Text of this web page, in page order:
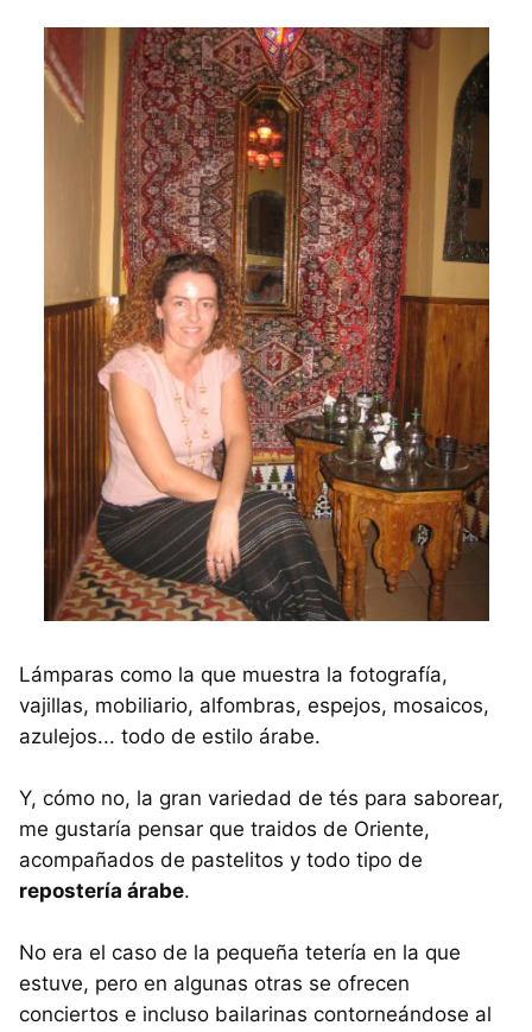
Lámparas como la que muestra la fotografía,
vajillas, mobiliario, alfombras, espejos, mosaicos,
azulejos... todo de estilo árabe.
Y, cómo no, la gran variedad de tés para saborear,
me gustaría pensar que traidos de Oriente,
acompañados de pastelitos y todo tipo de
repostería árabe.
No era el caso de la pequeña tetería en la que
estuve, pero en algunas otras se ofrecen
conciertos e incluso bailarinas contorneándose al